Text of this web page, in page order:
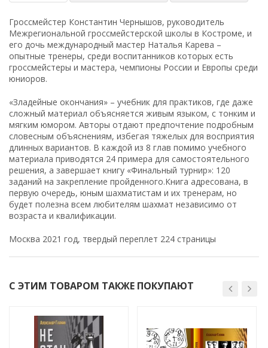
Гроссмейстер Константин Чернышов, руководитель
Межрегиональной гроссмейстерской школы в Костроме, и
его дочь международный мастер Наталья Карева –
опытные тренеры, среди воспитанников которых есть
гроссмейстеры и мастера, чемпионы России и Европы среди
юниоров.
«Зладейные окончания» – учебник для практиков, где даже
сложный материал объясняется живым языком, с тонким и
мягким юмором. Авторы отдают предпочтение подробным
словесным объяснениям, избегая тяжелых для восприятия
длинных вариантов. В каждой из 8 глав помимо учебного
материала приводятся 24 примера для самостоятельного
решения, а завершает книгу «Финальный турнир»: 120
заданий на закрепление пройденного.Книга адресована, в
первую очередь, юным шахматистам и их тренерам, но
будет полезна всем любителям шахмат независимо от
возраста и квалификации.
Москва 2021 год, твердый переплет 224 страницы
С ЭТИМ ТОВАРОМ ТАКЖЕ ПОКУПАЮТ